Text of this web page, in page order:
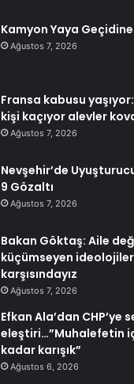
Kamyon Yaya Geçidine
Ağustos 7, 2026
Fransa kabusu
kişi kaçıyor alevler
Ağustos 7, 2026
Nevşehir’de
9 Gözaltı
Ağustos 7, 2026
Bakan Göktaş: Aile
küçümseyen
karşısındayız
Ağustos 7, 2026
Efkan Ala’dan CHP’ye
eleştiri…”Muhalefetin
kadar karışık”
Ağustos 6, 2026